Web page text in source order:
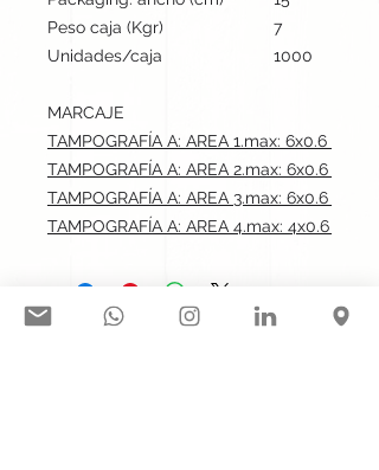
Peso caja (Kgr)
7
Unidades/caja
1000
MARCAJE
TAMPOGRAFÍA A: AREA 1.max: 6x0.6 cm
TAMPOGRAFÍA A: AREA 2.max: 6x0.6 cm
TAMPOGRAFÍA A: AREA 3.max: 6x0.6 cm
TAMPOGRAFÍA A: AREA 4.max: 4x0.6 cm